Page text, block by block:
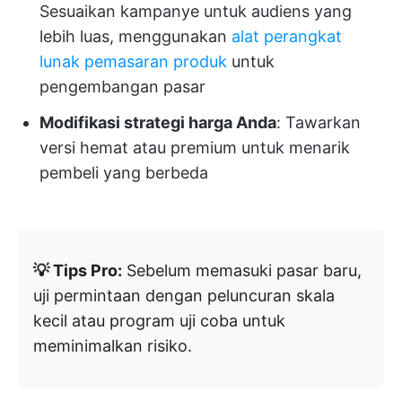
Sesuaikan kampanye untuk audiens yang
lebih luas, menggunakan alat perangkat
lunak pemasaran produk untuk
pengembangan pasar
Modifikasi strategi harga Anda: Tawarkan
versi hemat atau premium untuk menarik
pembeli yang berbeda
💡 Tips Pro: Sebelum memasuki pasar baru,
uji permintaan dengan peluncuran skala
kecil atau program uji coba untuk
meminimalkan risiko.